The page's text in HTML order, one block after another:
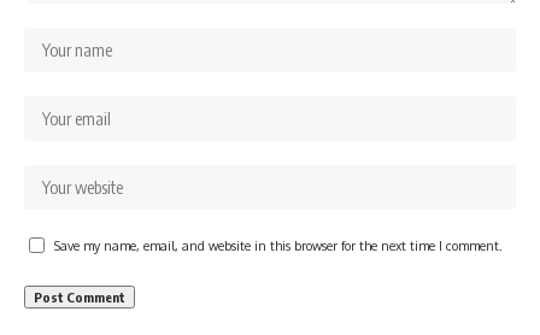
Save my name, email, and website in this browser for the next time I comment.